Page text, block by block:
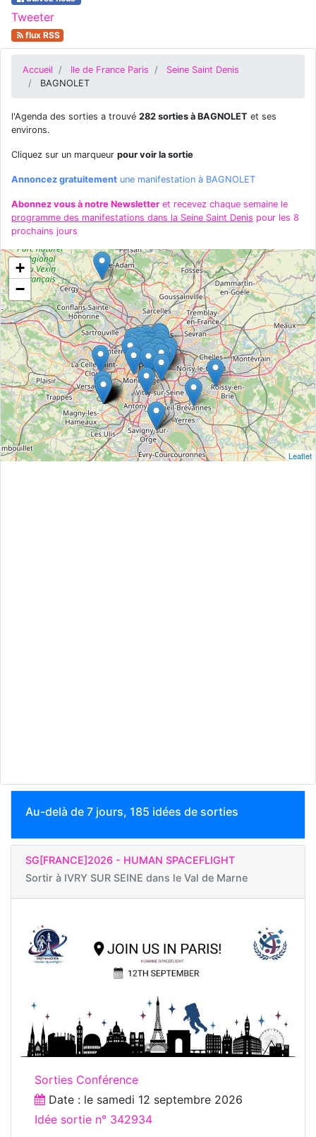
Tweeter
flux RSS
Accueil Ile de France Paris
Seine Saint Denis
BAGNOLET
l'Agenda des sorties a trouvé 282 sorties à BAGNOLET et ses
environs.
Cliquez sur un marqueur pour voir la sortie
Annoncez gratuitement une manifestation à BAGNOLET
Abonnez vous à notre Newsletter et recevez chaque semaine le
programme des manifestations dans la Seine Saint Denis pour les 8
prochains jours
+
−
Leaflet
Au-delà de 7 jours, 185 idées de sorties
SG[FRANCE]2026 - HUMAN SPACEFLIGHT
Sortir à IVRY SUR SEINE dans le Val de Marne
Sorties Conférence
Date : le samedi 12 septembre 2026
Idée sortie n° 342934